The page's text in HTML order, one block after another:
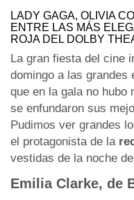
LADY GAGA, OLIVIA
ENTRE LAS MÁS
ROJA DEL DOLBY
La gran fiesta del cine
domingo a las grandes
que en la gala no
se enfundaron sus
Pudimos ver grandes
el protagonista de la
vestidas de la noche
Emilia Clarke, de